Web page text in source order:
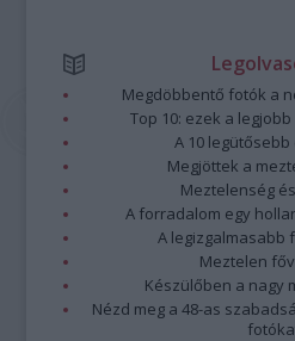
Megdöbbentő fotók a
Top 10: ezek a
A 10
Megjöttek a
Meztelenség
A forradalom egy
A legizgalmasabb
Meztelen
Készülőben a nagy
Nézd meg a 48-as